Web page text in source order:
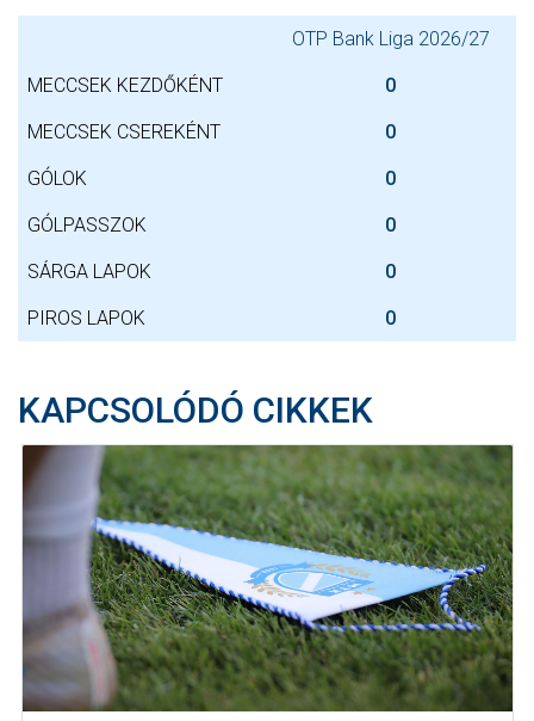
OTP Bank Liga 2026/27
MECCSEK KEZDŐKÉNT 0
MECCSEK CSEREKÉNT 0
GÓLOK 0
GÓLPASSZOK 0
SÁRGA LAPOK 0
PIROS LAPOK 0
KAPCSOLÓDÓ CIKKEK